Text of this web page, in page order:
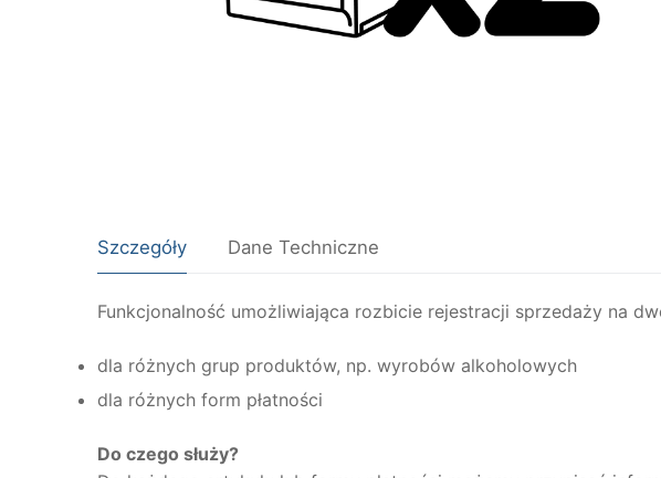
Szczegóły Dane Techniczne
Funkcjonalność umożliwiająca rozbicie rejestracji sprzedaży na
dla różnych grup produktów, np. wyrobów alkoholowych
dla różnych form płatności
Do czego służy?